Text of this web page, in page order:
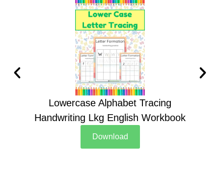
Lowercase Alphabet Tracing
Handwriting Lkg English Workbook
Download